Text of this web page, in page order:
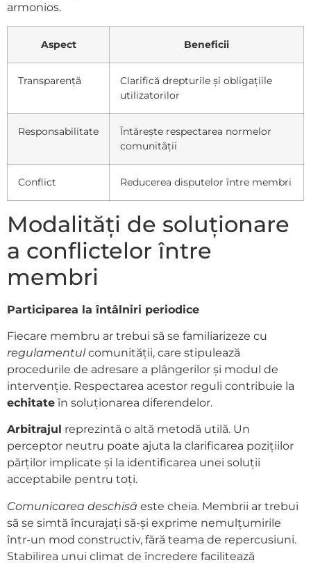
armonios.
Aspect Beneficii
Transparență
Clarifică drepturile și obligațiile
utilizatorilor
Responsabilitate
Întărește respectarea normelor
comunității
Conflict Reducerea disputelor între membri
Modalități de soluționare
a conflictelor între
membri
Participarea la întâlniri periodice
Fiecare membru ar trebui să se familiarizeze cu
regulamentulcomunității, care stipulează
procedurile de adresare a plângerilor și modul de
intervenție. Respectarea acestor reguli contribuie la
echitate în soluționarea diferendelor.
Arbitrajul reprezintă o altă metodă utilă. Un
perceptor neutru poate ajuta la clarificarea pozițiilor
părților implicate și la identificarea unei soluții
acceptabile pentru toți.
Comunicarea deschisă este cheia. Membrii ar trebui
să se simtă încurajați să-și exprime nemulțumirile
într-un mod constructiv, fără teama de repercusiuni.
Stabilirea unui climat de încredere facilitează